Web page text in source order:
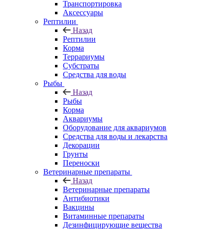
Транспортировка
Аксессуары
Рептилии
Назад
Рептилии
Корма
Террариумы
Субстраты
Средства для воды
Рыбы
Назад
Рыбы
Корма
Аквариумы
Оборудование для аквариумов
Средства для воды и лекарства
Декорации
Грунты
Переноски
Ветеринарные препараты
Назад
Ветеринарные препараты
Антибиотики
Вакцины
Витаминные препараты
Дезинфицирующие вещества